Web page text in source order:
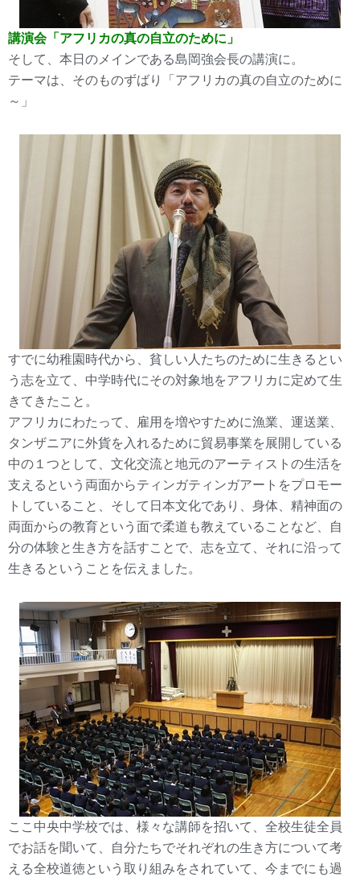
講演会「アフリカの真の自立のために」
そして、本日のメインである島岡強会長の講演に。
テーマは、そのものずばり「アフリカの真の自立のために
～」
すでに幼稚園時代から、貧しい人たちのために生きるとい
う志を立て、中学時代にその対象地をアフリカに定めて生
きてきたこと。
アフリカにわたって、雇用を増やすために漁業、運送業、
タンザニアに外貨を入れるために貿易事業を展開している
中の１つとして、文化交流と地元のアーティストの生活を
支えるという両面からティンガティンガアートをプロモー
トしていること、そして日本文化であり、身体、精神面の
両面からの教育という面で柔道も教えていることなど、自
分の体験と生き方を話すことで、志を立て、それに沿って
生きるということを伝えました。
ここ中央中学校では、様々な講師を招いて、全校生徒全員
でお話を聞いて、自分たちでそれぞれの生き方について考
える全校道徳という取り組みをされていて、今までにも過